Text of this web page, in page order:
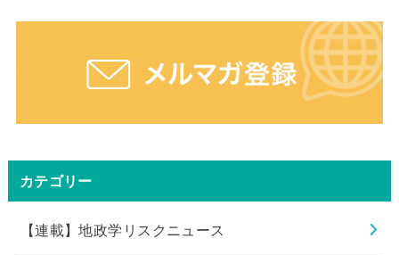
カテゴリー
【連載】地政学リスクニュース